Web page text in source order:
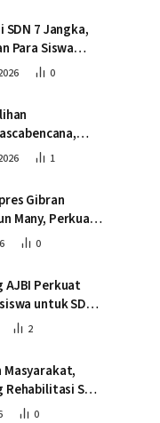
SDN 7 Jangka,
Para Siswa
Layak
0
1
Gibran
Many, Perkuat
Indonesia –
0
AJBI Perkuat
untuk SDM
Timur
2
Masyarakat,
SDN
Hilir
0